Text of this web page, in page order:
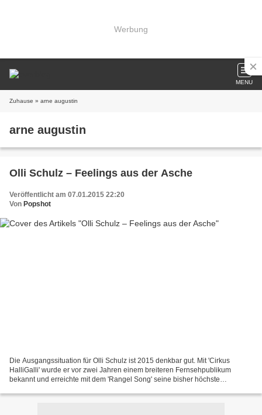
Werbung
MENU
Zuhause » arne augustin
arne augustin
Olli Schulz – Feelings aus der Asche
Veröffentlicht am 07.01.2015 22:20
Von Popshot
Die Ausgangssituation für Olli Schulz ist 2015 denkbar gut. Mit 'Cirkus
HalliGalli' wurde er vor zwei Jahren einem breiteren Fernsehpublikum
bekannt und erreichte mit dem 'Rangel Song' seine bisher höchste